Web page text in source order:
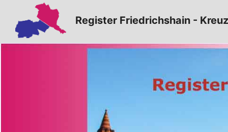
Inhalt
springen
Register Friedrichshain -